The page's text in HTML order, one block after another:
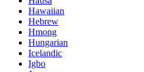
Hawaiian
Hebrew
Hmong
Hungarian
Icelandic
Igbo